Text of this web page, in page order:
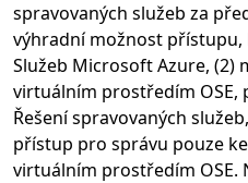
spravovaných služeb za
výhradní možnost
Služeb Microsoft Azure,
virtuálním prostředím OSE,
Řešení spravovaných
přístup pro správu pouze
virtuálním prostředím OSE.